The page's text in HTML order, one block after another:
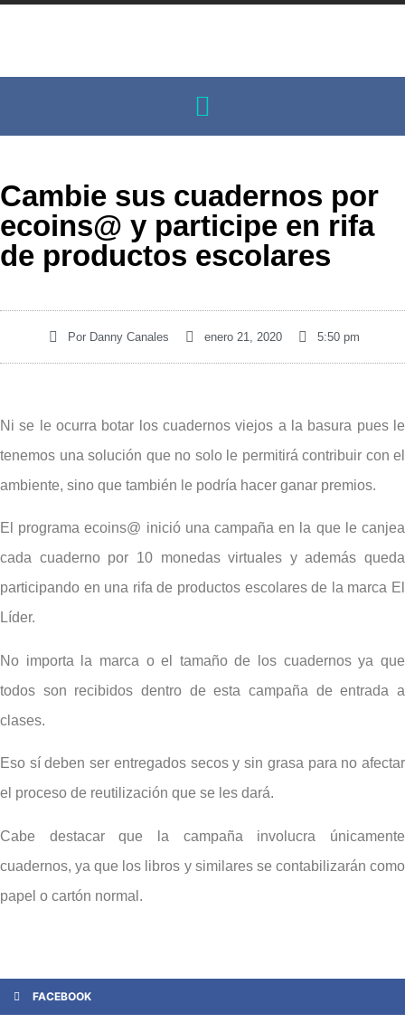
Cambie sus cuadernos por
ecoins@ y participe en rifa
de productos escolares
PorDanny Canales enero 21, 2020 5:50 pm
Ni se le ocurra botar los cuadernos viejos a la basura pues le
tenemos una solución que no solo le permitirá contribuir con el
ambiente, sino que también le podría hacer ganar premios.
El programa ecoins@ inició una campaña en la que le canjea
cada cuaderno por 10 monedas virtuales y además queda
participando en una rifa de productos escolares de la marca El
Líder.
No importa la marca o el tamaño de los cuadernos ya que
todos son recibidos dentro de esta campaña de entrada a
clases.
Eso sí deben ser entregados secos y sin grasa para no afectar
el proceso de reutilización que se les dará.
Cabe destacar que la campaña involucra únicamente
cuadernos, ya que los libros y similares se contabilizarán como
papel o cartón normal.
FACEBOOK